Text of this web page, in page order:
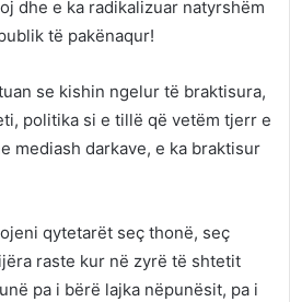
dhe e ka radikalizuar natyrshëm
të pakënaqur!
se kishin ngelur të braktisura,
politika si e tillë që vetëm tjerr e
mediash darkave, e ka braktisur
qytetarët seç thonë, seç
raste kur në zyrë të shtetit
pa i bërë lajka nëpunësit, pa i